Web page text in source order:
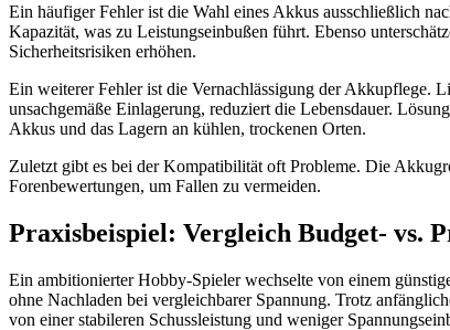
Ein häufiger Fehler ist die Wahl eines Akkus ausschließlich
Kapazität, was zu Leistungseinbußen führt. Ebenso
Sicherheitsrisiken erhöhen.
Ein weiterer Fehler ist die Vernachlässigung der Akkupflege.
unsachgemäße Einlagerung, reduziert die Lebensdauer.
Akkus und das Lagern an kühlen, trockenen Orten.
Zuletzt gibt es bei der Kompatibilität oft Probleme. Die
Forenbewertungen, um Fallen zu vermeiden.
Praxisbeispiel: Vergleich Budget- vs.
Ein ambitionierter Hobby-Spieler wechselte von einem
ohne Nachladen bei vergleichbarer Spannung. Trotz
von einer stabileren Schussleistung und weniger